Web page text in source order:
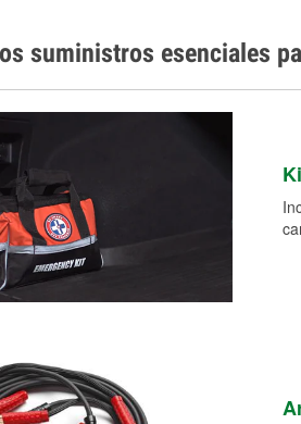
suministros esenciales